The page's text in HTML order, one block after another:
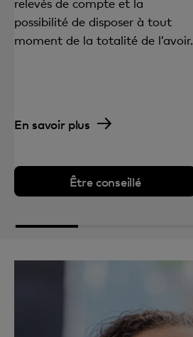
relevés de compte et la
possibilité de disposer à tout
moment de la totalité de l’avoir.
En savoir plus
Être conseillé